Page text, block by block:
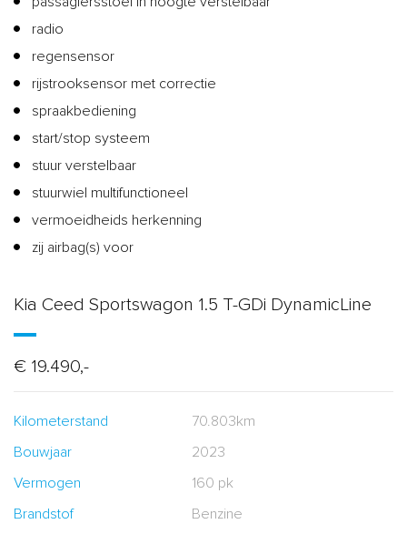
radio
regensensor
rijstrooksensor met correctie
spraakbediening
start/stop systeem
stuur verstelbaar
stuurwiel multifunctioneel
vermoeidheids herkenning
zij airbag(s) voor
Kia Ceed Sportswagon 1.5 T-GDi DynamicLine
€ 19.490,-
Kilometerstand
70.803km
Bouwjaar
2023
Vermogen
160 pk
Brandstof
Benzine